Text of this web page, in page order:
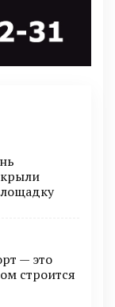
— это
строится